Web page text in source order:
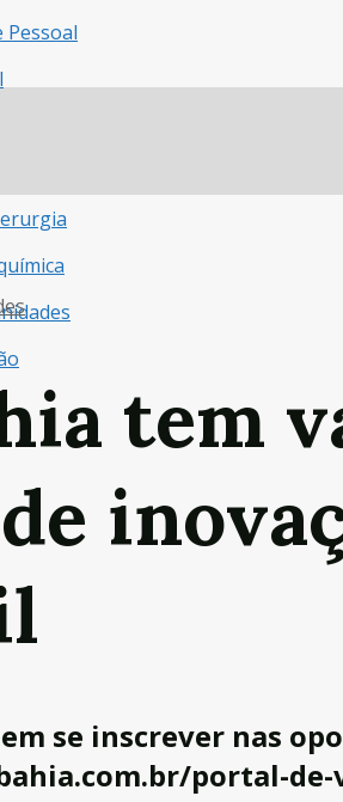
Pessoal
tem
se inscrever nas
portal-de-